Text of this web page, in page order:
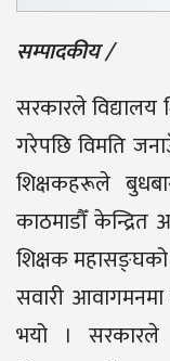
सम्पादकीय /
सरकारले विद्यालय
गरेपछि विमति
शिक्षकहरूले
काठमाडौँ
शिक्षक महासङ्घको
सवारी
भयो । सरकारले